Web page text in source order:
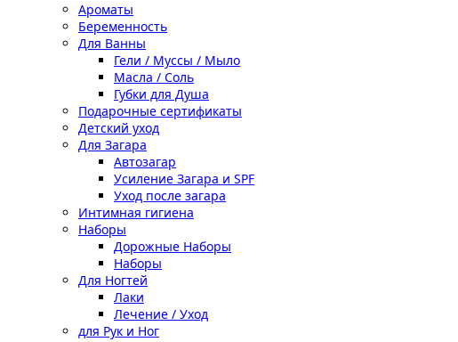
Ароматы
Беременность
Для Ванны
Гели / Муссы / Мыло
Масла / Соль
Губки для Душа
Подарочные сертификаты
Детский уход
Для Загара
Автозагар
Усиление Загара и SPF
Уход после загара
Интимная гигиена
Наборы
Дорожные Наборы
Наборы
Для Ногтей
Лаки
Лечение / Уход
для Рук и Ног